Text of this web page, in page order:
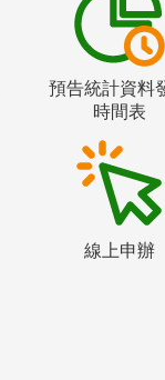
預告統計資料
時間表
線上申辦